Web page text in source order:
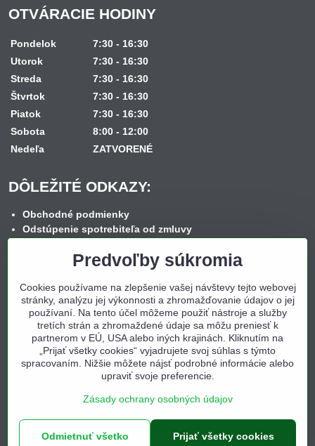
OTVÁRACIE HODINY
Pondelok
7:30 - 16:30
Utorok
7:30 - 16:30
Streda
7:30 - 16:30
Štvrtok
7:30 - 16:30
Piatok
7:30 - 16:30
Sobota
8:00 - 12:00
Nedeľa
ZATVORENÉ
DÔLEŽITÉ ODKAZY:
Obchodné podmienky
Odstúpenie spotrebiteľa od zmluvy
Reklamačný formulár
Spôsob platby
Nákup na splátky
Ochrana osobných údajov
Cookies
Kontakt
©
Copyright
Predvoľby súkromia
Cookies používame na zlepšenie vašej návštevy tejto webovej
stránky, analýzu jej výkonnosti a zhromažďovanie údajov o jej
používaní. Na tento účel môžeme použiť nástroje a služby
tretích strán a zhromaždené údaje sa môžu preniesť k
partnerom v EÚ, USA alebo iných krajinách. Kliknutím na
„Prijať všetky cookies“ vyjadrujete svoj súhlas s týmto
spracovaním. Nižšie môžete nájsť podrobné informácie alebo
upraviť svoje preferencie.
Zásady ochrany osobných údajov
Prijať všetky cookies
Odmietnuť všetko